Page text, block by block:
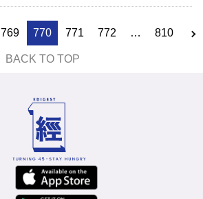
769 770 771 772 … 810
BACK TO TOP